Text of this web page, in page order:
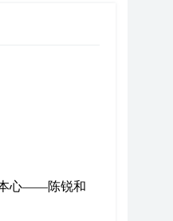
心——陈锐和